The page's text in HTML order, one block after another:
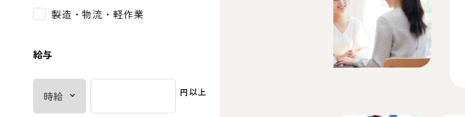
製造・物流・軽作業
給与
円以上